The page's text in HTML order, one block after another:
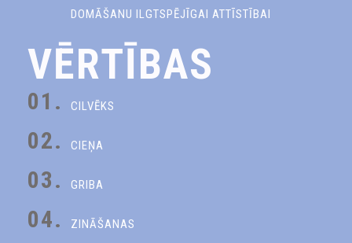
DOMĀŠANU ILGTSPĒJĪGAI ATTĪSTĪBAI
VĒRTĪBAS
01. CILVĒKS
02. CIEŅA
03. GRIBA
04. ZINĀŠANAS